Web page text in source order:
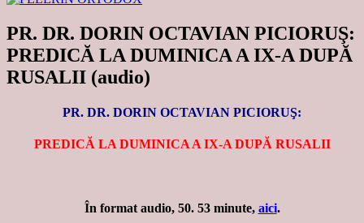
PR. DR. DORIN OCTAVIAN PICIORUŞ:
PREDICĂ LA DUMINICA A IX-A DUPĂ
RUSALII (audio)
PR. DR. DORIN OCTAVIAN PICIORUŞ:
PREDICĂ LA DUMINICA A IX-A DUPĂ RUSALII
În format audio, 50. 53 minute, aici.